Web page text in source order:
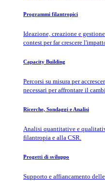
Programmi filantropici
Ideazione, creazione e
contest per far crescere
Capacity Building
Percorsi su misura per
necessari per affrontare il
Ricerche, Sondaggi e Analisi
Analisi quantitative e
filantropia e alla CSR.
Progetti di sviluppo
Supporto e affiancamento